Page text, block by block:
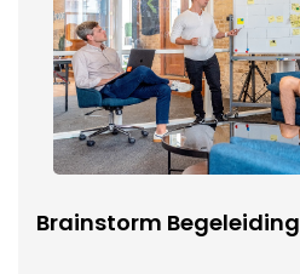
Brainstorm Begeleiding